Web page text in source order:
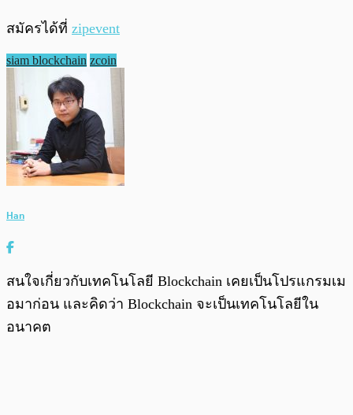
สมัครได้ที่ zipevent
siam blockchain zcoin
Han
สนใจเกี่ยวกับเทคโนโลยี Blockchain เคยเป็นโปรแกรมเม
อมาก่อน และคิดว่า Blockchain จะเป็นเทคโนโลยีใน
อนาคต